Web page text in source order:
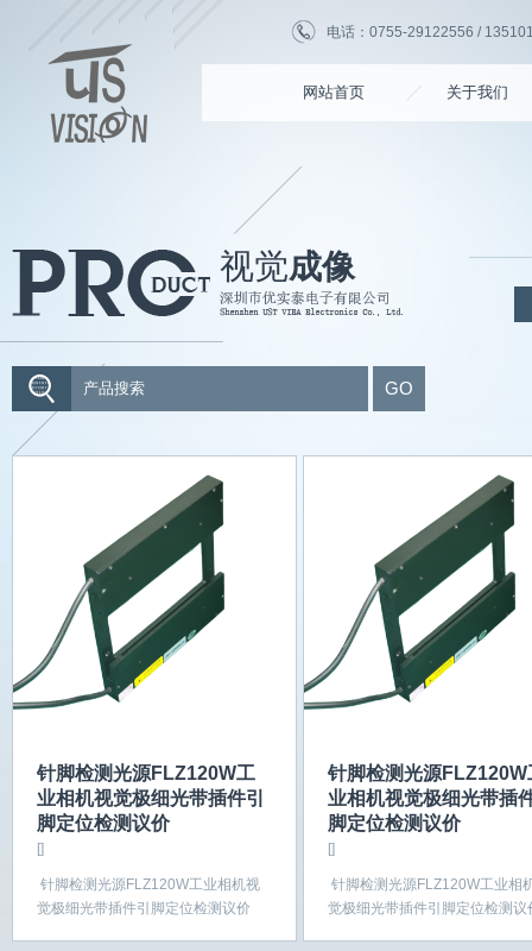
电话：0755-29122556 /
网站首页 关于我们
视觉成像
GO
针脚检测光源FLZ120W工
业相机视觉极细光带插件引
脚定位检测议价
[]
针脚检测光源FLZ120W工业相机视
觉极细光带插件引脚定位检测议价
针脚检测光源FLZ120W
业相机视觉极细光带插
脚定位检测议价
[]
针脚检测光源FLZ120W工业相
觉极细光带插件引脚定位检测议